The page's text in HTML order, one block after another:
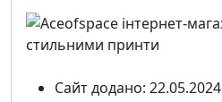
Сайт додано: 22.05.2024